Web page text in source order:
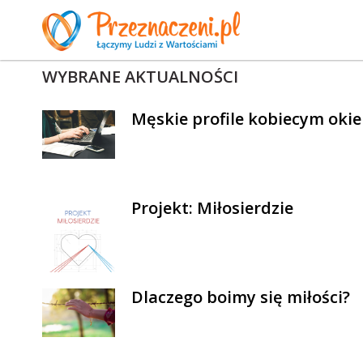
WYBRANE AKTUALNOŚCI
Męskie profile kobiecym
Projekt: Miłosierdzie
Dlaczego boimy się miłości?